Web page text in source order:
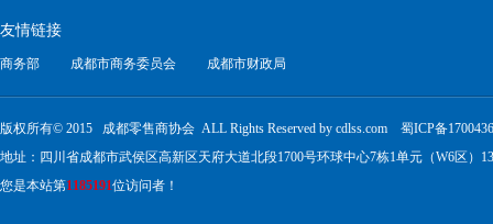
友情链接
商务部 成都市商务委员会 成都市财政局
版权所有© 2015 成都零售商协会 ALL Rights Reserved by cdlss.com 蜀ICP备
地址：四川省成都市武侯区高新区天府大道北段1700号环球中心7栋1单元（W6区
您是本站第1185191位访问者！